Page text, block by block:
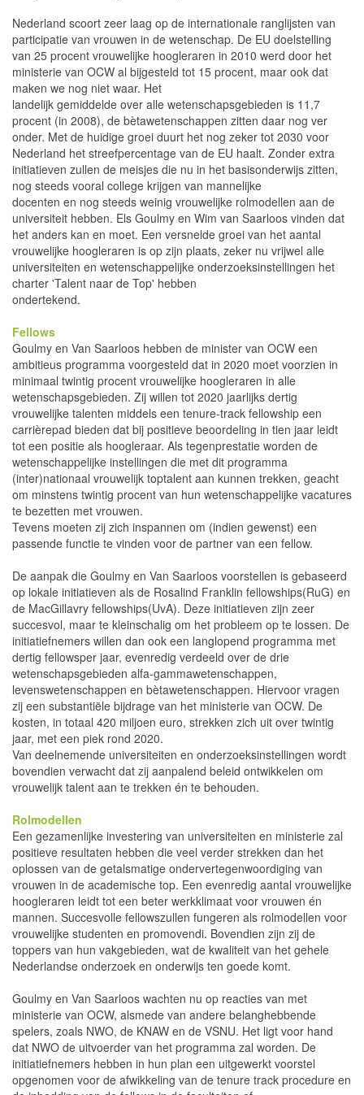
Nederland scoort zeer laag op de internationale ranglijsten van
participatie van vrouwen in de wetenschap. De EU doelstelling
van 25 procent vrouwelijke hoogleraren in 2010 werd door het
ministerie van OCW al bijgesteld tot 15 procent, maar ook dat
maken we nog niet waar. Het
landelijk gemiddelde over alle wetenschapsgebieden is 11,7
procent (in 2008), de bètawetenschappen zitten daar nog ver
onder. Met de huidige groei duurt het nog zeker tot 2030 voor
Nederland het streefpercentage van de EU haalt. Zonder extra
initiatieven zullen de meisjes die nu in het basisonderwijs zitten,
nog steeds vooral college krijgen van mannelijke
docenten en nog steeds weinig vrouwelijke rolmodellen aan de
universiteit hebben. Els Goulmy en Wim van Saarloos vinden dat
het anders kan en moet. Een versnelde groei van het aantal
vrouwelijke hoogleraren is op zijn plaats, zeker nu vrijwel alle
universiteiten en wetenschappelijke onderzoeksinstellingen het
charter 'Talent naar de Top' hebben
ondertekend.
Fellows
Goulmy en Van Saarloos hebben de minister van OCW een
ambitieus programma voor­gesteld dat in 2020 moet voorzien in
minimaal twintig procent vrouwelijke hoogleraren in alle
wetenschapsgebieden. Zij willen tot 2020 jaarlijks dertig
vrouwelijke talenten middels een tenure-track fellowship een
carrièrepad bieden dat bij positieve beoordeling in tien jaar leidt
tot een positie als hoogleraar. Als tegenprestatie worden de
wetenschappelijke instel­lingen die met dit programma
(inter)nationaal vrouwelijk toptalent aan kunnen trekken, geacht
om minstens twintig procent van hun wetenschappelijke vacatures
te bezetten met vrouwen.
Tevens moeten zij zich inspannen om (indien gewenst) een
passende functie te vinden voor de partner van een fellow.
De aanpak die Goulmy en Van Saarloos voorstellen is gebaseerd
op lokale initiatieven als de Rosalind Franklin fellowships(RuG) en
de MacGillavry fellowships(UvA). Deze initiatieven zijn zeer
succesvol, maar te kleinschalig om het probleem op te lossen. De
initiatiefnemers willen dan ook een langlopend programma met
dertig fellowsper jaar, evenredig verdeeld over de drie
wetenschapsgebieden alfa-gammawetenschappen,
levenswetenschappen en bètawetenschappen. Hiervoor vragen
zij een substantiële bijdrage van het ministerie van OCW. De
kosten, in totaal 420 miljoen euro, strekken zich uit over twintig
jaar, met een piek rond 2020.
Van deelnemende universiteiten en onderzoeksinstellingen wordt
bovendien verwacht dat zij aanpalend beleid ontwikkelen om
vrouwelijk talent aan te trekken én te behouden.
Rolmodellen
Een gezamenlijke investering van universiteiten en ministerie zal
positieve resultaten hebben die veel verder strekken dan het
oplossen van de getalsmatige ondervertegenwoordiging van
vrouwen in de academische top. Een evenredig aantal vrouwelijke
hoogleraren leidt tot een beter werkklimaat voor vrouwen én
mannen. Succesvolle fellowszullen fungeren als rolmodellen voor
vrouwelijke studenten en promovendi. Bovendien zijn zij de
toppers van hun vakgebieden, wat de kwaliteit van het gehele
Nederlandse onderzoek en onderwijs ten goede komt.
Goulmy en Van Saarloos wachten nu op reacties van met
ministerie van OCW, alsmede van andere belanghebbende
spelers, zoals NWO, de KNAW en de VSNU. Het ligt voor hand
dat NWO de uitvoerder van het programma zal worden. De
initiatiefnemers hebben in hun plan een uitgewerkt voorstel
opgenomen voor de afwikkeling van de tenure track procedure en